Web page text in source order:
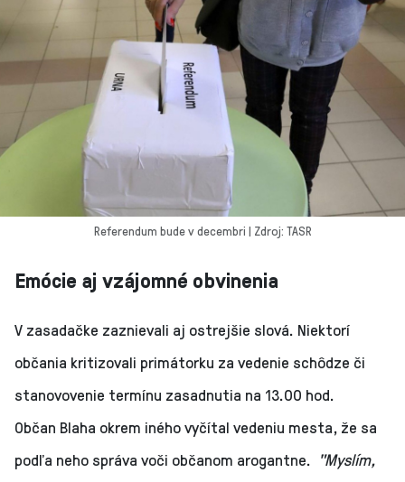
Referendum bude v decembri | Zdroj: TASR
Emócie aj vzájomné obvinenia
V zasadačke zaznievali aj ostrejšie slová. Niektorí
občania kritizovali primátorku za vedenie schôdze či
stanovovenie termínu zasadnutia na 13.00 hod.
Občan Blaha okrem iného vyčítal vedeniu mesta, že sa
podľa neho správa voči občanom arogantne. "Myslím,